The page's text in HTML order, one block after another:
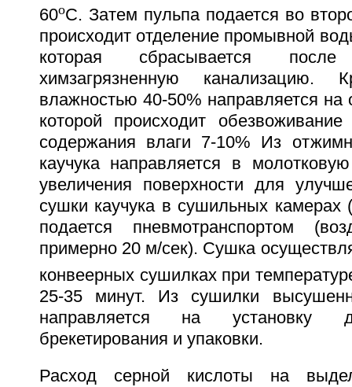
60oС. Затем пульпа подается во
происходит отделение промывной
которая сбрасывается
химзагрязненную канализацию.
влажностью 40-50% направляется
которой происходит
содержания влаги 7-10% Из
каучука направляется в
увеличения поверхности для
сушки каучука в сушильных камерах
подается пневмотранспортом
примерно 20 м/сек). Сушка
конвеерных сушилках при
25-35 минут. Из сушилки
направляется на установку
брекетирования и упаковки.
Расход серной кислоты на